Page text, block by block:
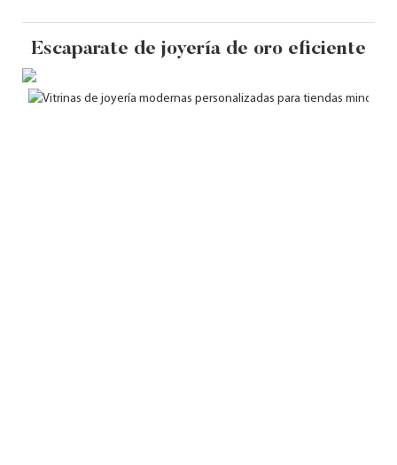
Escaparate de joyería de oro eficiente